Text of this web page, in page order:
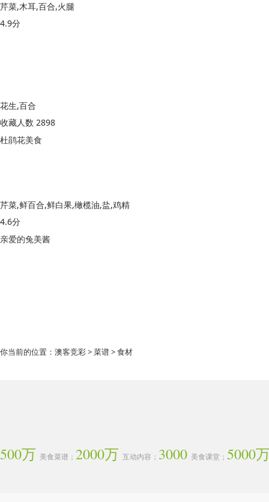
芹菜,木耳,百合,火腿
4.9分
花生,百合
收藏人数 2898
杜鹃花美食
芹菜,鲜百合,鲜白果,橄榄油,盐,鸡精
4.6分
亲爱的兔美酱
你当前的位置： 澳客竞彩>菜谱> 食材
500万 美食菜谱； 2000万 互动内容； 3000 美食课堂； 5000